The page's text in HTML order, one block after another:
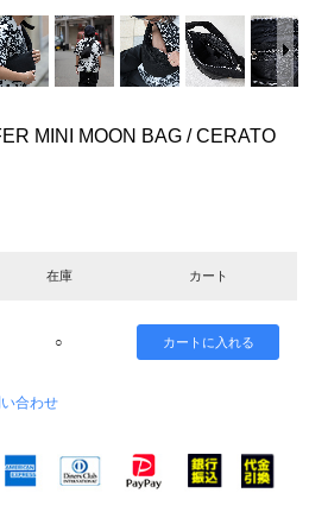
MINI MOON BAG / CERATO
在庫 カート
○
合わせ